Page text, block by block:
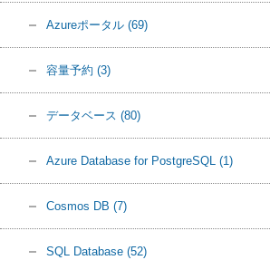
Azureポータル (69)
容量予約 (3)
データベース (80)
Azure Database for PostgreSQL (1)
Cosmos DB (7)
SQL Database (52)